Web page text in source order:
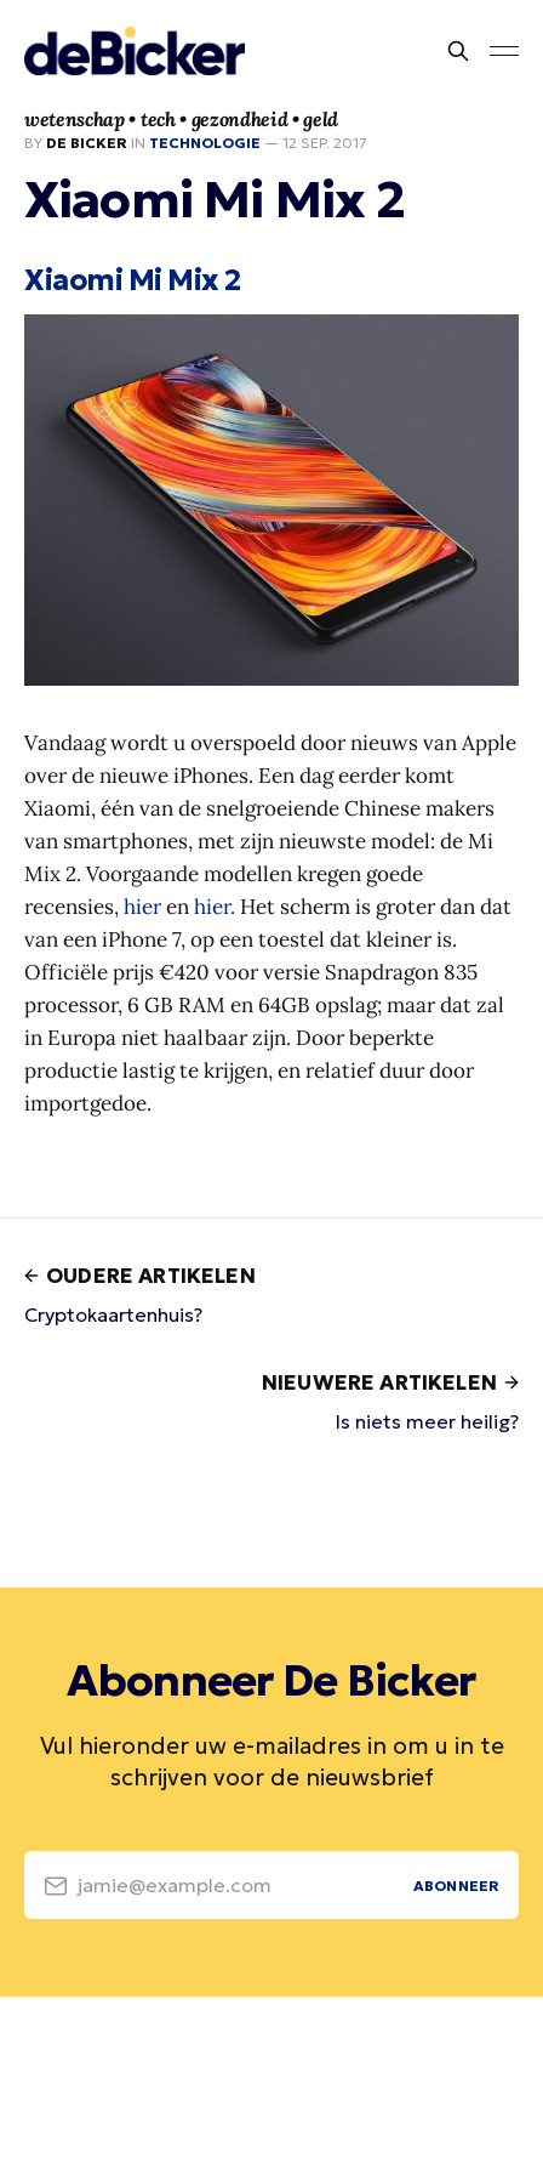
wetenschap • tech • gezondheid • geld
BY DE BICKER IN TECHNOLOGIE — 12 SEP. 2017
Xiaomi Mi Mix 2
Xiaomi Mi Mix 2
Vandaag wordt u overspoeld door nieuws van Apple
over de nieuwe iPhones. Een dag eerder komt
Xiaomi, één van de snelgroeiende Chinese makers
van smartphones, met zijn nieuwste model: de Mi
Mix 2. Voorgaande modellen kregen goede
recensies,hierenhier. Het scherm is groter dan dat
van een iPhone 7, op een toestel dat kleiner is.
Officiële prijs €420 voor versie Snapdragon 835
processor, 6 GB RAM en 64GB opslag; maar dat zal
in Europa niet haalbaar zijn. Door beperkte
productie lastig te krijgen, en relatief duur door
importgedoe.
OUDERE ARTIKELEN
Cryptokaartenhuis?
NIEUWERE ARTIKELEN
Is niets meer heilig?
Abonneer De Bicker
Vul hieronder uw e-mailadres in om u in te
schrijven voor de nieuwsbrief
jamie@example.com ABONNEER